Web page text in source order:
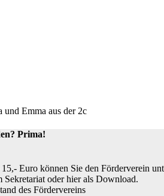
und Emma aus der 2c
Prima!
Euro können Sie den Förderverein
Sekretariat oder hier als Download.
des Fördervereins